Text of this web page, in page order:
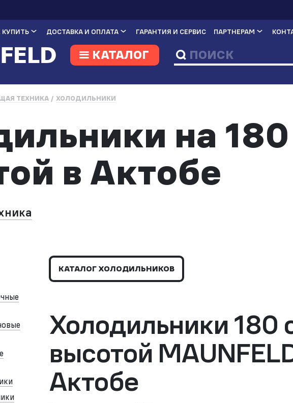
КУПИТЬ ДОСТАВКА И ОПЛАТА ГАРАНТИЯ И СЕРВИС ПАРТНЕРАМ
КАТАЛОГ
ТЕХНИКА ХОЛОДИЛЬНИКИ
на
в Актобе
КАТАЛОГ ХОЛОДИЛЬНИКОВ
Холодильники 180
высотой
Актобе